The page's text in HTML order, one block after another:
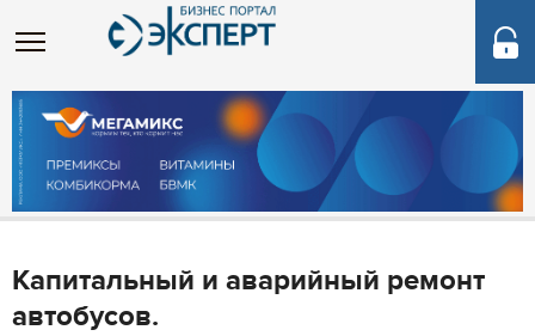
Капитальный и аварийный ремонт
автобусов.